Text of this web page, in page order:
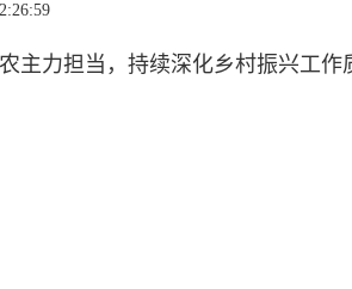
力担当，持续深化乡村振兴工作